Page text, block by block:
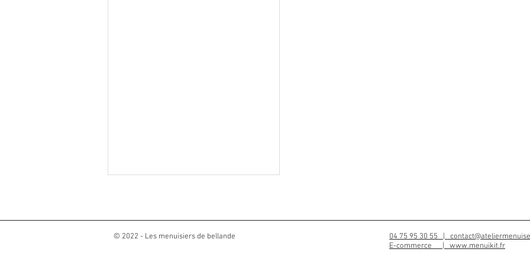
© 2022 - Les menuisiers de bellande 04 75 95 30 55 |
E-commerce | www.menuikit.fr